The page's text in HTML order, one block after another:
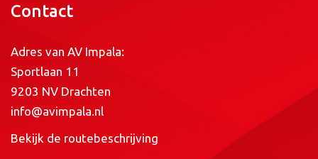
Contact
Adres van AV Impala:
Sportlaan 11
9203 NV Drachten
info@avimpala.nl
Bekijk de routebeschrijving